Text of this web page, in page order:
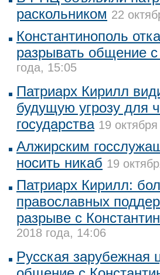
раскольником 22
Константинополь
разрывать общение
года, 15:05
Патриарх Кирилл
будущую угрозу для
государства 19
Алжирским
носить никаб 19
Патриарх Кирилл:
православных
разрыве с
2018 года, 14:06
Русская зарубежная